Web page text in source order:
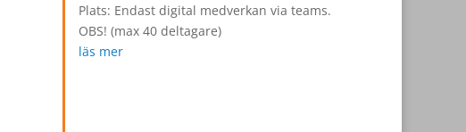
Plats: Endast digital medverkan via teams.
OBS! (max 40 deltagare)
läs mer